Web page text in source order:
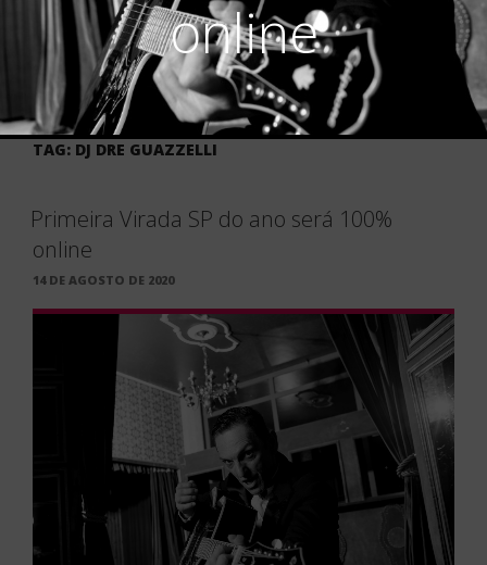
online
TAG: DJ DRE GUAZZELLI
Primeira Virada SP do ano será 100%
online
PUBLICADO
14 DE AGOSTO DE 2020